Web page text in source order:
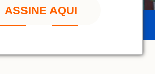
ASSINE AQUI